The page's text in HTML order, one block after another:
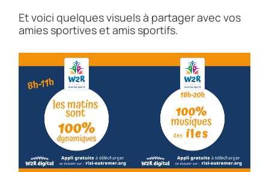
Et voici quelques visuels à partager avec vos
amies sportives et amis sportifs.